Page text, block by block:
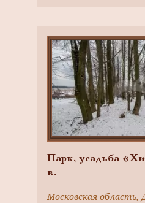
Парк, усадьба
в.